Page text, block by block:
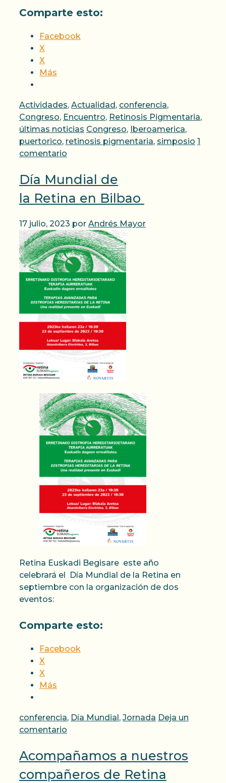
Comparte esto:
Facebook
X
X
Más
Categorías
Actividades, Actualidad, conferencia,
Congreso, Encuentro, Retinosis Pigmentaria,
últimas noticias Etiquetas
Congreso, Iberoamerica,
puertorico, retinosis pigmentaria, simposio 1
comentario
Día Mundial de
la Retina en Bilbao
17 julio, 2023 por Andrés Mayor
Retina Euskadi Begisare este año
celebrará el Día Mundial de la Retina en
septiembre con la organización de dos
eventos:
Comparte esto:
Facebook
X
X
Más
Categorías
conferencia, Día Mundial , Jornada Deja un
comentario
Acompañamos a nuestros
compañeros de Retina